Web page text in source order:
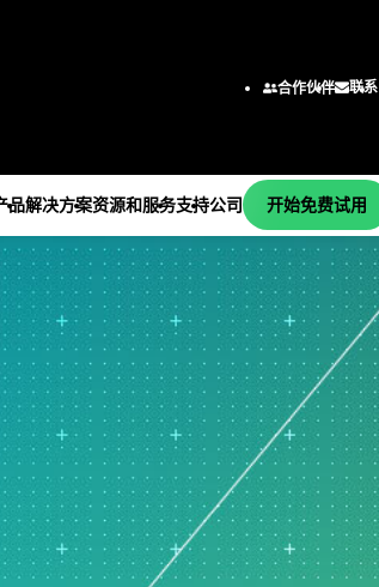
合作伙伴
联系
品
Center
Hub
统计过
解决方案
预
行业解决方案
学术
建筑
能源和自然资源
政府和公共部门
医疗保健
保险
制造和工业
制药
服务
资源和服务
服务
培训
部署
自定进度的学习
继续教育
咨询
支持
技术支持
订阅和激活
Minitab Quick Start
培训
安装支持
支持视频
支持文档
软件更新
产品下载
支持政策
公司
公司
关于我们
领导团队
合作伙伴
职业
联系我们
新闻
Minitab 商品
开始免费试用